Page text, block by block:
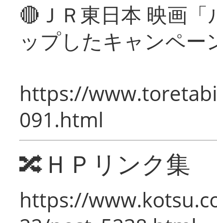
🔴ＪＲ東日本 映画
ップしたキャンペー
https://
091.html
🔀ＨＰリンク集
https://